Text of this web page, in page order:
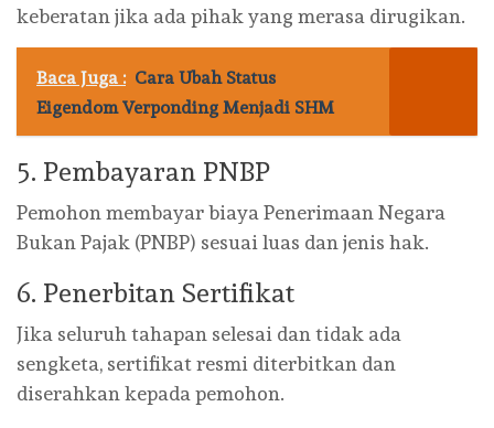
keberatan jika ada pihak yang merasa dirugikan.
Baca Juga : Cara Ubah Status
Eigendom Verponding Menjadi SHM
5. Pembayaran PNBP
Pemohon membayar biaya Penerimaan Negara
Bukan Pajak (PNBP) sesuai luas dan jenis hak.
6. Penerbitan Sertifikat
Jika seluruh tahapan selesai dan tidak ada
sengketa, sertifikat resmi diterbitkan dan
diserahkan kepada pemohon.